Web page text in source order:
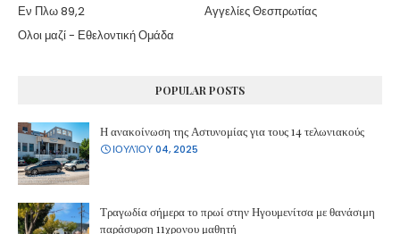
Εν Πλω 89,2
Αγγελίες Θεσπρωτίας
Ολοι μαζί - Εθελοντική Ομάδα
POPULAR POSTS
Η ανακοίνωση της Αστυνομίας για τους 14 τελωνιακούς
ΙΟΥΛΊΟΥ 04, 2025
Τραγωδία σήμερα το πρωί στην Ηγουμενίτσα με θανάσιμη
παράσυρση 11χρονου μαθητή